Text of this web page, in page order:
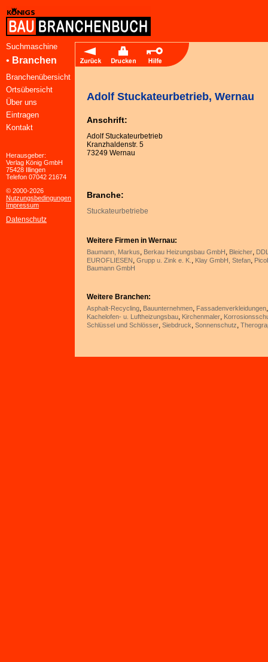
Suchmaschine
• Branchen
Branchenübersicht
Ortsübersicht
Über uns
Eintragen
Kontakt
Herausgeber:
Verlag König GmbH
75428 Illingen
Telefon 07042 21674
© 2000-2026
Nutzungsbedingungen
Impressum
Datenschutz
Adolf Stuckateurbetrieb, Wernau
Anschrift:
Adolf Stuckateurbetrieb
Kranzhaldenstr. 5
73249 Wernau
Branche:
Stuckateurbetriebe
Weitere Firmen in Wernau:
Baumann, Markus, Berkau Heizungsbau GmbH, Bleicher,
EUROFLIESEN, Grupp u. Zink e. K. , Klay GmbH, Stefan,
Baumann GmbH
Weitere Branchen:
Asphalt-Recycling, Bauunternehmen, Fassadenverkleidungen
Kachelofen- u. Luftheizungsbau, Kirchenmaler,
Schlüssel und Schlösser, Siebdruck, Sonnenschutz,